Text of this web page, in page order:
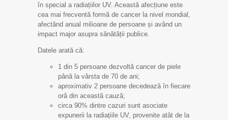
în special a radiațiilor UV. Această afecțiune este
cea mai frecventă formă de cancer la nivel mondial,
afectând anual milioane de persoane și având un
impact major asupra sănătății publice.
Datele arată că:
1 din 5 persoane dezvoltă cancer de piele
până la vârsta de 70 de ani;
aproximativ 2 persoane decedează în fiecare
oră din această cauză;
circa 90% dintre cazuri sunt asociate
expunerii la radiațiile UV, provenite atât de la